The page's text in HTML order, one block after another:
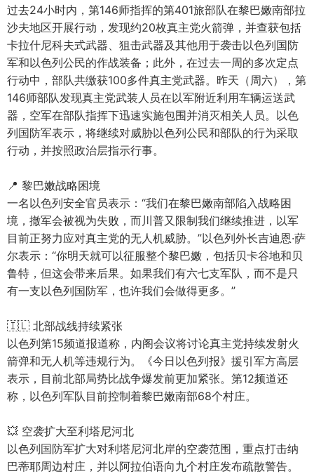
过去24小时内，第146师指挥的第401旅部队在黎巴嫩南部拉
沙夫地区开展行动，发现约20枚真主党火箭弹，并查获包括
卡拉什尼科夫式武器、狙击武器及其他用于袭击以色列国防
军和以色列公民的作战装备；此外，在过去一周的多次定点
行动中，部队共缴获100多件真主党武器。昨天（周六），第
146师部队发现真主党武装人员在以军附近利用车辆运送武
器，空军在部队指挥下迅速实施包围并消灭相关人员。以色
列国防军表示，将继续对威胁以色列公民和部队的行为采取
行动，并按照政治层指示行事。
📍 黎巴嫩战略困境
一名以色列安全官员表示：“我们在黎巴嫩南部陷入战略困
境，撤军会被视为失败，而川普又限制我们继续推进，以军
目前正努力应对真主党的无人机威胁。”以色列外长吉迪恩·萨
尔表示：“你明天就可以征服整个黎巴嫩，包括贝卡谷地和贝
鲁特，但这会带来后果。如果我们有六七支军队，而不是只
有一支以色列国防军，也许我们会做得更多。”
🇮🇱 北部战线持续紧张
以色列第15频道报道称，内阁会议将讨论真主党持续发射火
箭弹和无人机等违规行为。《今日以色列报》援引军方高层
表示，目前北部局势比战争爆发前更加紧张。第12频道还
称，以色列军队目前控制着黎巴嫩南部68个村庄。
💥 空袭扩大至利塔尼河北
以色列国防军扩大对利塔尼河北岸的空袭范围，重点打击纳
巴蒂耶周边村庄，并以阿拉伯语向九个村庄发布疏散警告。